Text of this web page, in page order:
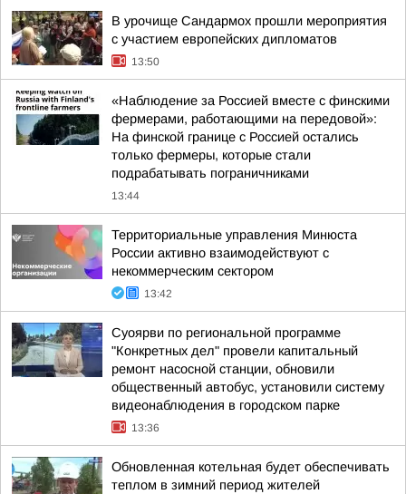
В урочище Сандармох прошли мероприятия
с участием европейских дипломатов
13:50
«Наблюдение за Россией вместе с финскими
фермерами, работающими на передовой»:
На финской границе с Россией остались
только фермеры, которые стали
подрабатывать пограничниками
13:44
Территориальные управления Минюста
России активно взаимодействуют с
некоммерческим сектором
13:42
Суоярви по региональной программе
"Конкретных дел" провели капитальный
ремонт насосной станции, обновили
общественный автобус, установили систему
видеонаблюдения в городском парке
13:36
Обновленная котельная будет обеспечивать
теплом в зимний период жителей